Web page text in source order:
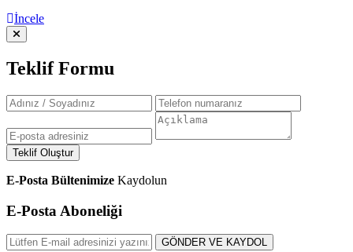
İncele
Teklif Formu
Teklif Oluştur
E-Posta Bültenimize Kaydolun
E-Posta Aboneliği
GÖNDER VE KAYDOL